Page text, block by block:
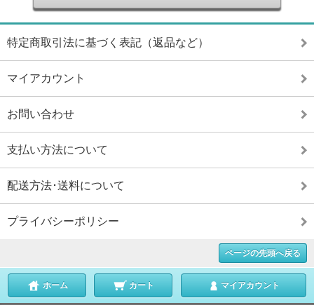
特定商取引法に基づく表記（返品など）
マイアカウント
お問い合わせ
支払い方法について
配送方法･送料について
プライバシーポリシー
ページの先頭へ戻る
ホーム カート マイアカウント